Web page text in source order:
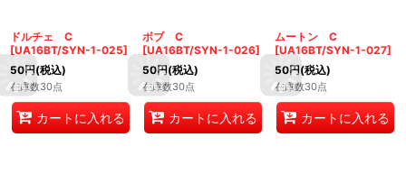
ドルチェ C
[UA16BT/SYN-1-025]
50円(税込)
在庫数30点
カートに入れる
ボブ C
[UA16BT/SYN-1-026]
50円(税込)
在庫数30点
カートに入れる
ムートン C
[UA16BT/SYN-1-027]
50円(税込)
在庫数30点
カートに入れる